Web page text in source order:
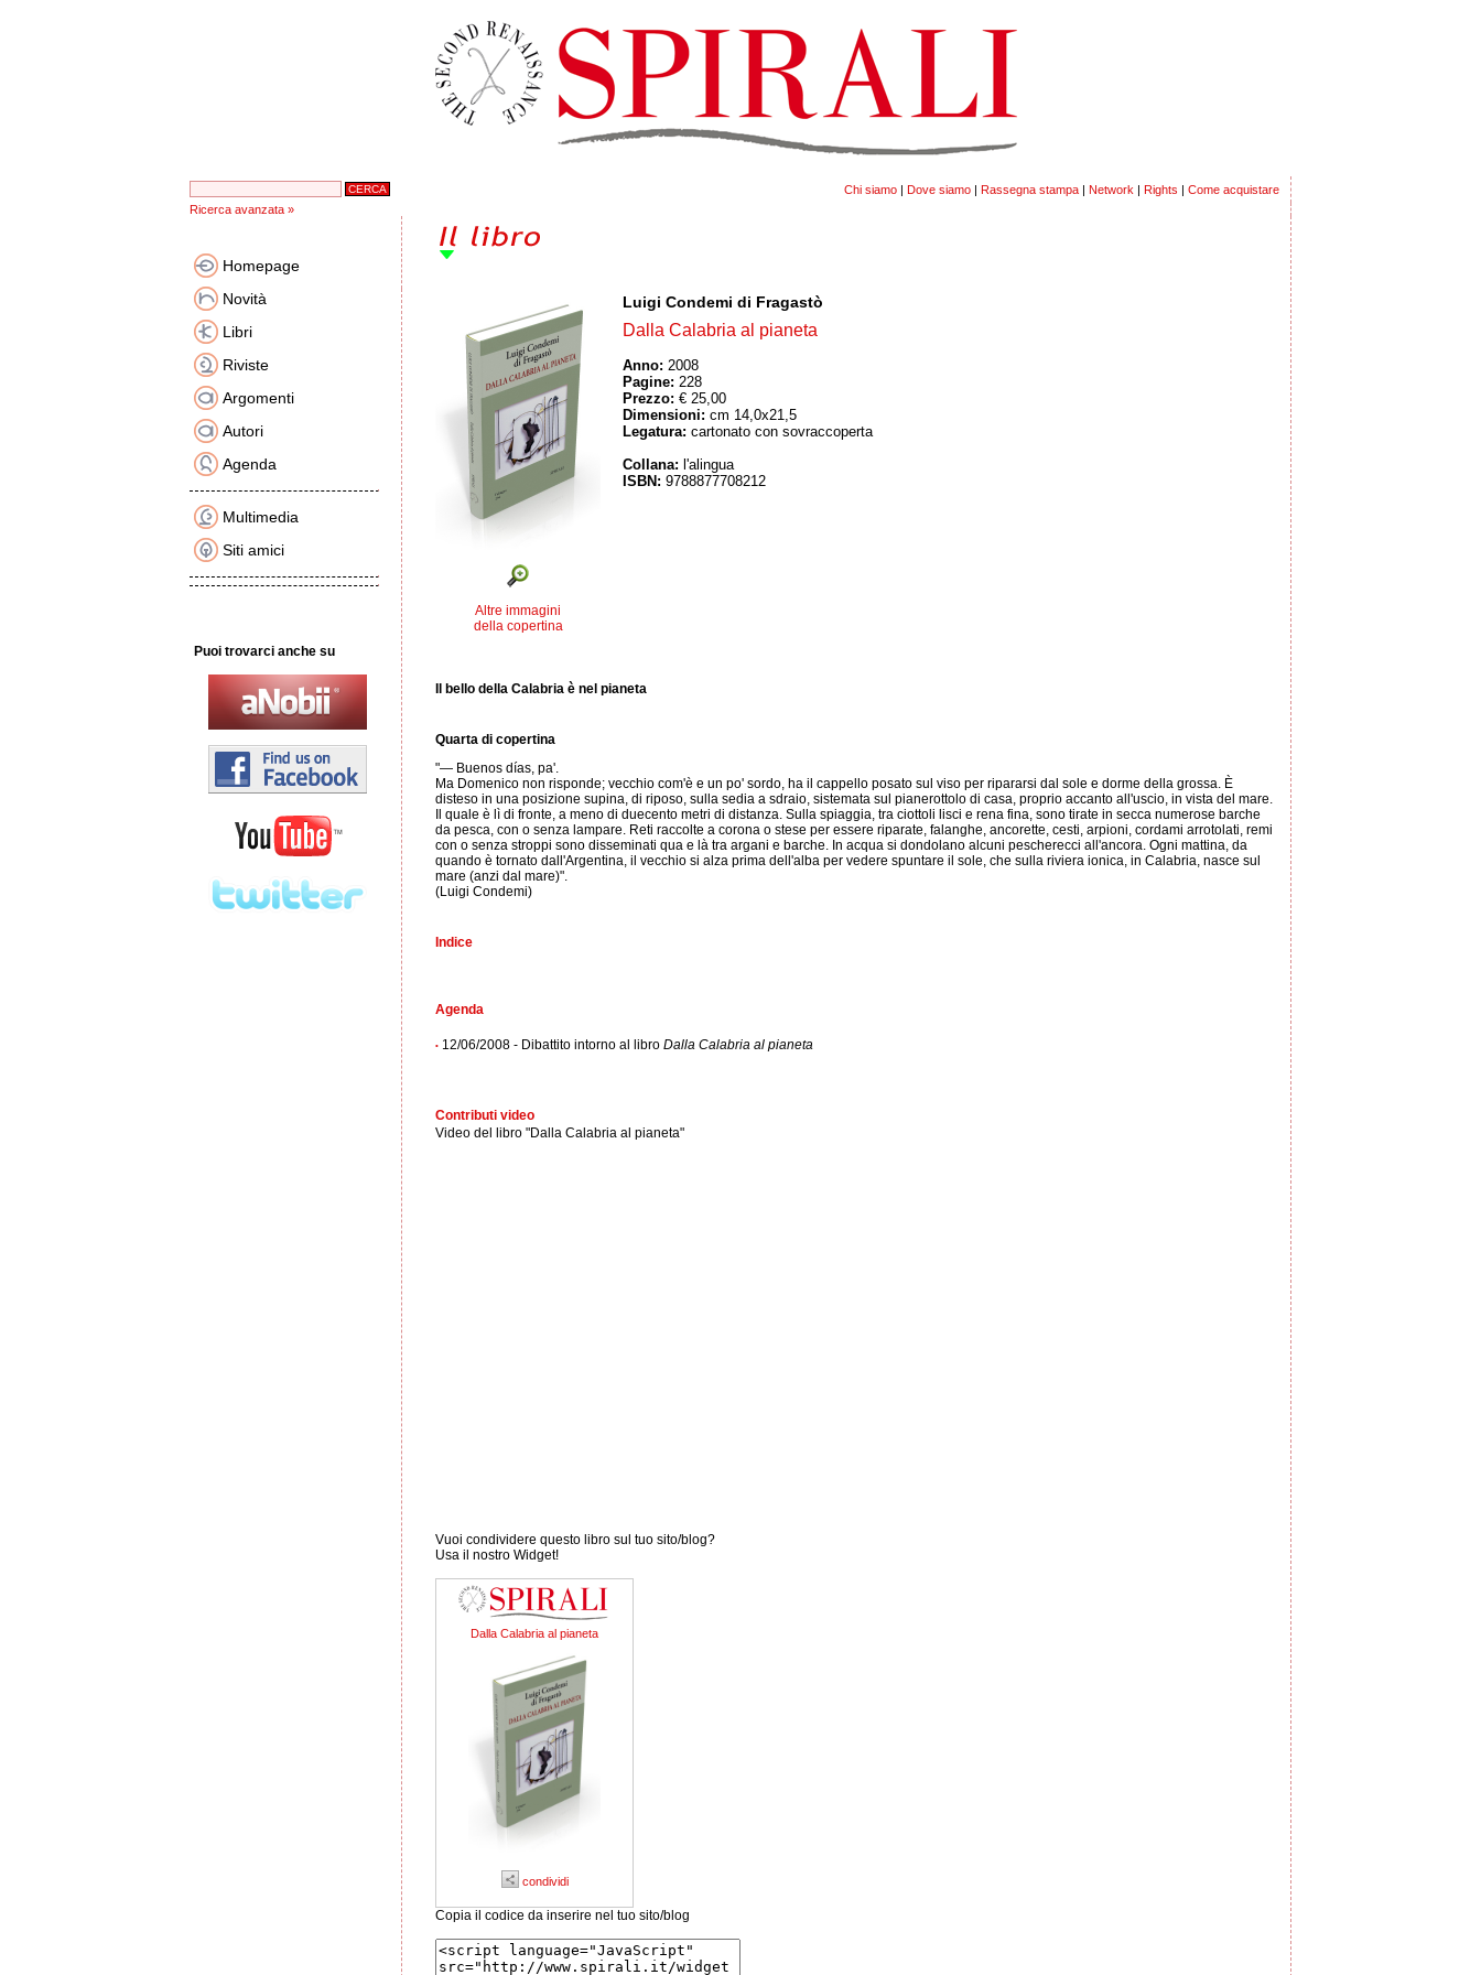
Chi siamo | Dove siamo | Rassegna stampa | Network | Rights | Come acquistare
Ricerca avanzata »
Homepage
Novità
Libri
Riviste
Argomenti
Autori
Agenda
Multimedia
Siti amici
Puoi trovarci anche su
Altre immagini
della copertina
Luigi Condemi di Fragastò
Dalla Calabria al pianeta
Anno: 2008
Pagine: 228
Prezzo: € 25,00
Dimensioni: cm 14,0x21,5
Legatura: cartonato con sovraccoperta
Collana: l'alingua
ISBN: 9788877708212
Il bello della Calabria è nel pianeta
Quarta di copertina
"— Buenos días, pa'.
Ma Domenico non risponde; vecchio com'è e un po' sordo, ha il cappello posato sul viso per ripararsi dal sole e dorme della grossa. È
disteso in una posizione supina, di riposo, sulla sedia a sdraio, sistemata sul pianerottolo di casa, proprio accanto all'uscio, in vista del mare.
Il quale è lì di fronte, a meno di duecento metri di distanza. Sulla spiaggia, tra ciottoli lisci e rena fina, sono tirate in secca numerose barche
da pesca, con o senza lampare. Reti raccolte a corona o stese per essere riparate, falanghe, ancorette, cesti, arpioni, cordami arrotolati, remi
con o senza stroppi sono disseminati qua e là tra argani e barche. In acqua si dondolano alcuni pescherecci all'ancora. Ogni mattina, da
quando è tornato dall'Argentina, il vecchio si alza prima dell'alba per vedere spuntare il sole, che sulla riviera ionica, in Calabria, nasce sul
mare (anzi dal mare)".
(Luigi Condemi)
Indice
Agenda
• 12/06/2008 - Dibattito intorno al libro Dalla Calabria al pianeta
Contributi video
Video del libro "Dalla Calabria al pianeta"
Vuoi condividere questo libro sul tuo sito/blog?
Usa il nostro Widget!
Dalla Calabria al pianeta
condividi
Copia il codice da inserire nel tuo sito/blog